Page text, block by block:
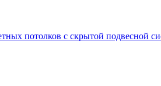
потолков с скрытой подвесной